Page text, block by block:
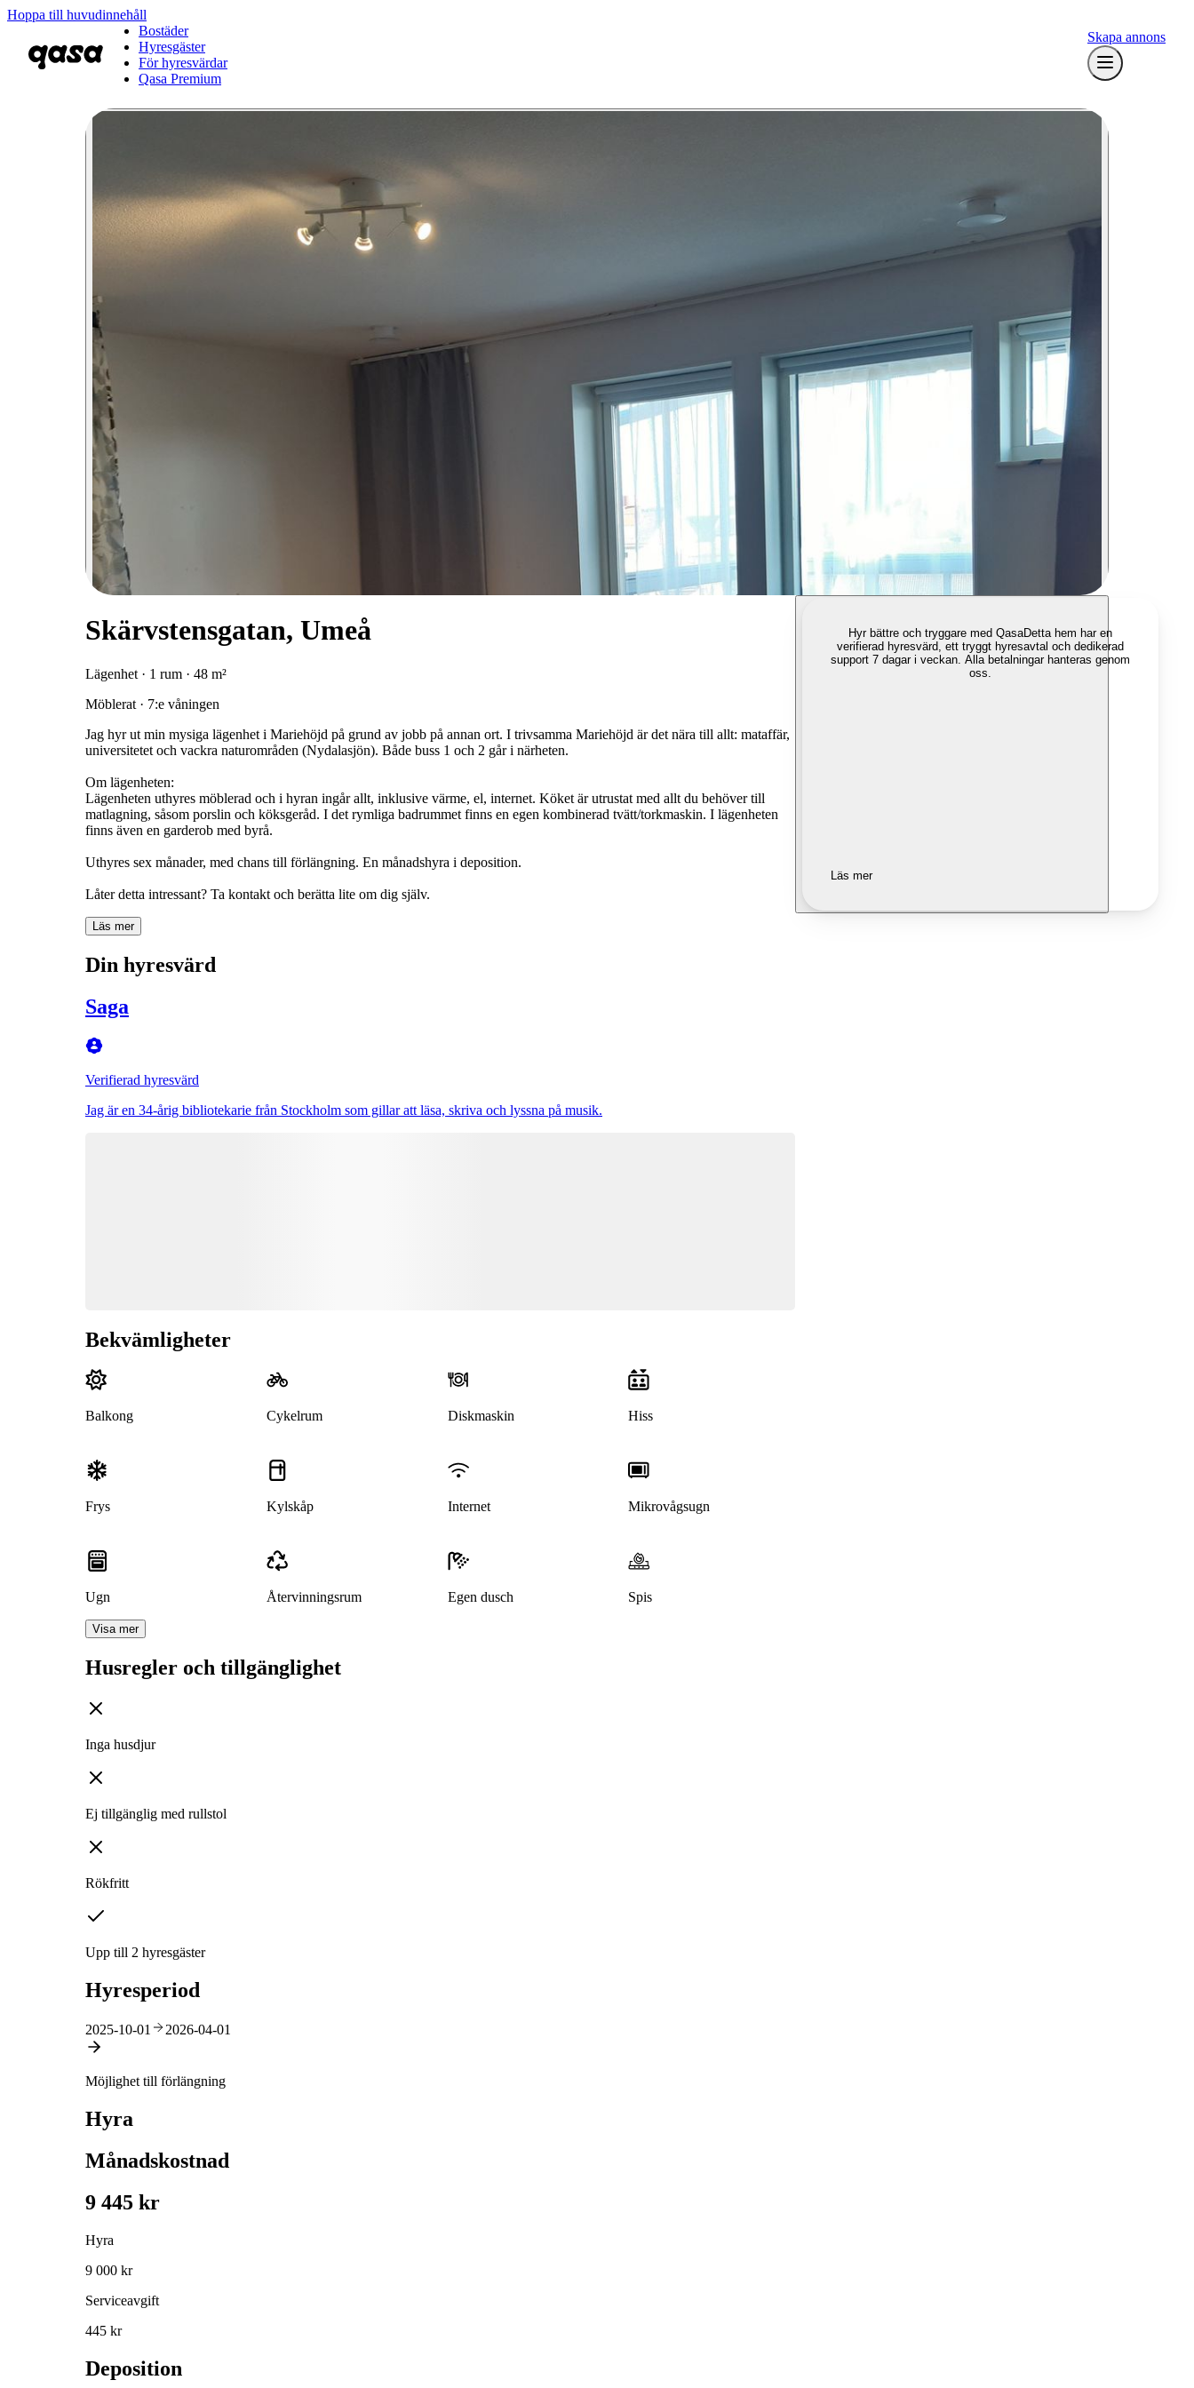
Hoppa till huvudinnehåll
Bostäder
Hyresgäster
För hyresvärdar
Qasa Premium
Skapa annons
Skärvstensgatan, Umeå
Lägenhet · 1 rum · 48 m²
Möblerat · 7:e våningen
Jag hyr ut min mysiga lägenhet i Mariehöjd på grund av jobb på annan ort. I trivsamma Mariehöjd är det nära till allt: mataffär,
universitetet och vackra naturområden (Nydalasjön). Både buss 1 och 2 går i närheten.
Om lägenheten:
Lägenheten uthyres möblerad och i hyran ingår allt, inklusive värme, el, internet. Köket är utrustat med allt du behöver till
matlagning, såsom porslin och köksgeråd. I det rymliga badrummet finns en egen kombinerad tvätt/torkmaskin. I lägenheten
finns även en garderob med byrå.
Uthyres sex månader, med chans till förlängning. En månadshyra i deposition.
Låter detta intressant? Ta kontakt och berätta lite om dig själv.
Läs mer
Din hyresvärd
Saga
Verifierad hyresvärd
Jag är en 34-årig bibliotekarie från Stockholm som gillar att läsa, skriva och lyssna på musik.
Bekvämligheter
Balkong Cykelrum Diskmaskin Hiss
Frys Kylskåp Internet Mikrovågsugn
Ugn Återvinningsrum Egen dusch Spis
Visa mer
Husregler och tillgänglighet
Inga husdjur
Ej tillgänglig med rullstol
Rökfritt
Upp till 2 hyresgäster
Hyresperiod
2025-10-01 2026-04-01
Möjlighet till förlängning
Hyra
Månadskostnad
9 445 kr
Hyra
9 000 kr
Serviceavgift
445 kr
Deposition
Hyr bättre och tryggare med QasaDetta hem har en
verifierad hyresvärd, ett tryggt hyresavtal och dedikerad
support 7 dagar i veckan. Alla betalningar hanteras genom
oss.
Läs mer